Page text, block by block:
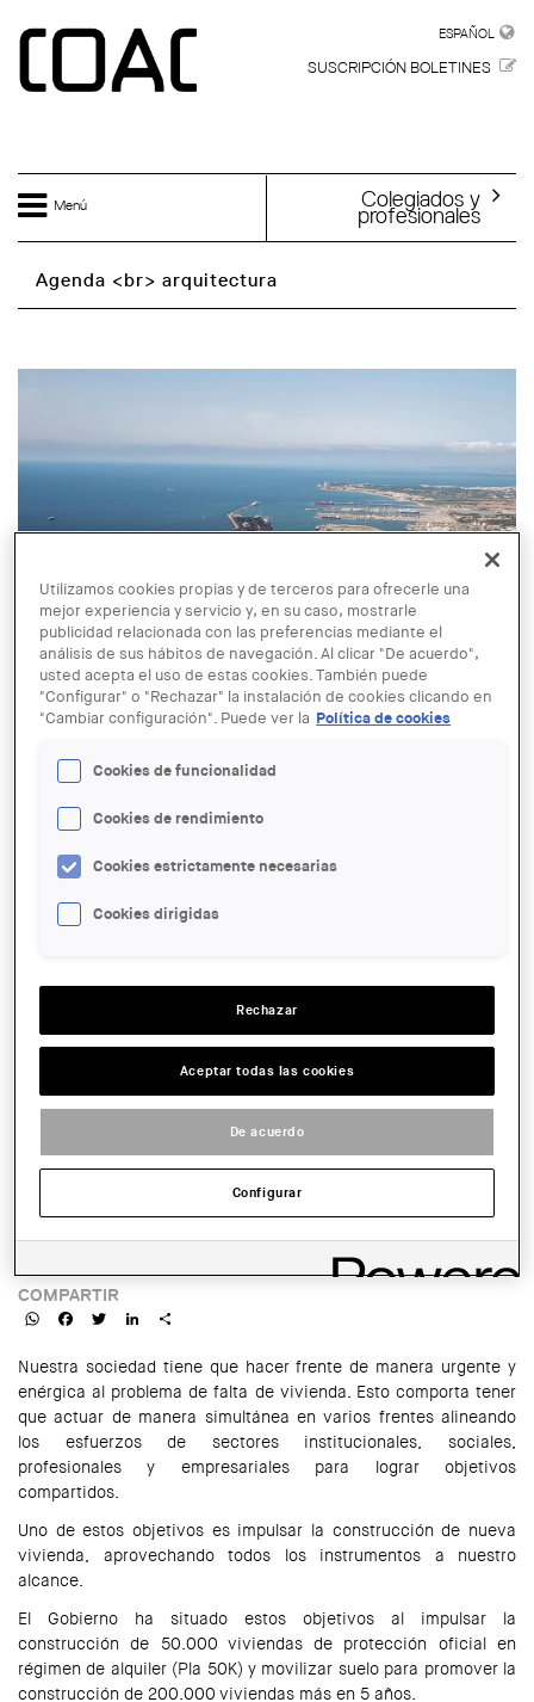
ESPAÑOL
SUSCRIPCIÓN BOLETINES
Menú Colegiados y
profesionales
Agenda <br> arquitectura
Vista aérea de Tarragona
23 OCT
Conferencia | La vivienda en
Cataluña. Plan 50.000 en las
Tierras de Tarragona
ENTIDAD ORGANIZADORA:
Sala de actos de la Demarcación de Tarragona del Colegio de
A las 18:30 h
COMPARTIR
WhatsAppFacebookTwitterLinkedIn
Nuestra sociedad tiene que hacer frente de manera urgente y
enérgica al problema de falta de vivienda. Esto comporta tener
que actuar de manera simultánea en varios frentes alineando
los esfuerzos de sectores institucionales, sociales,
profesionales y empresariales para lograr objetivos
compartidos.
Uno de estos objetivos es impulsar la construcción de nueva
vivienda, aprovechando todos los instrumentos a nuestro
alcance.
El Gobierno ha situado estos objetivos al impulsar la
construcción de 50.000 viviendas de protección oficial en
régimen de alquiler (Pla 50K) y movilizar suelo para promover la
construcción de 200.000 viviendas más en 5 años.
Utilizamos cookies propias y de terceros para ofrecerle una
mejor experiencia y servicio y, en su caso, mostrarle
publicidad relacionada con las preferencias mediante el
análisis de sus hábitos de navegación. Al clicar "De acuerdo",
usted acepta el uso de estas cookies. También puede
"Configurar" o "Rechazar" la instalación de cookies clicando en
"Cambiar configuración". Puede ver la Política de cookies
Cookies de funcionalidad
Cookies de rendimiento
Cookies estrictamente necesarias
Cookies dirigidas
Rechazar
Aceptar todas las cookies
De acuerdo
Configurar